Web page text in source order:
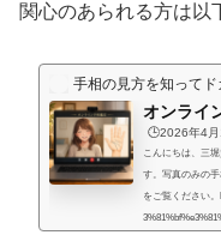
関心のあられる方は以
手相の見方を知ってド
オンライ
🕒️2026年4月
こんにちは、三
す。写真のみの
をご覧ください。